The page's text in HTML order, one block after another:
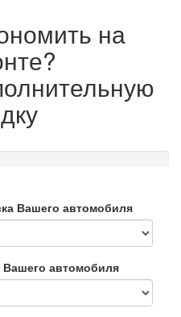
на
Вашего автомобиля
автомобиля